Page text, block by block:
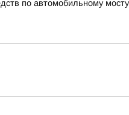
по автомобильному